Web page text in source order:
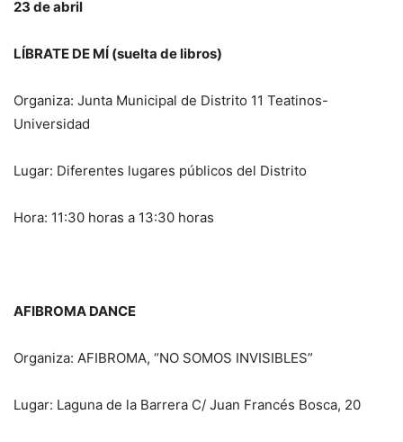
23 de abril
LÍBRATE DE MÍ (suelta de libros)
Organiza: Junta Municipal de Distrito 11 Teatinos-
Universidad
Lugar: Diferentes lugares públicos del Distrito
Hora: 11:30 horas a 13:30 horas
AFIBROMA DANCE
Organiza: AFIBROMA, “NO SOMOS INVISIBLES”
Lugar: Laguna de la Barrera C/ Juan Francés Bosca, 20